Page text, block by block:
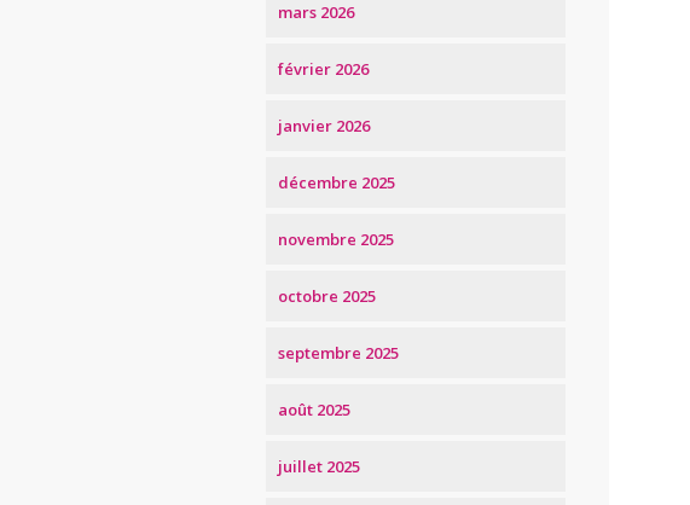
mars 2026
février 2026
janvier 2026
décembre 2025
novembre 2025
octobre 2025
septembre 2025
août 2025
juillet 2025